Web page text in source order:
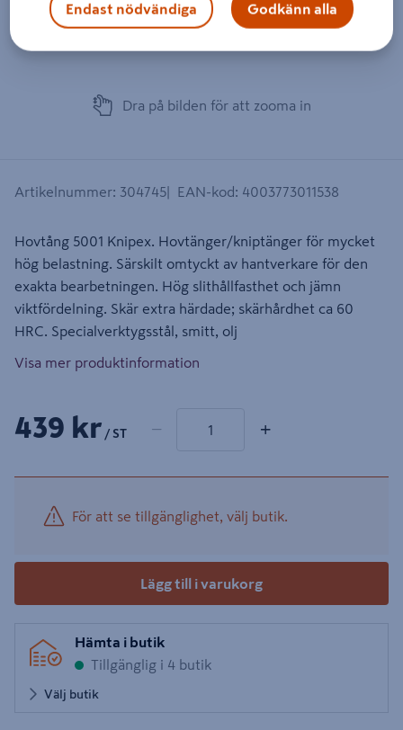
Dra på bilden för att zooma in
Artikelnummer: 304745 EAN-kod: 4003773011538
Hovtång 5001 Knipex. Hovtänger/kniptänger för mycket
hög belastning. Särskilt omtyckt av hantverkare för den
exakta bearbetningen. Hög slithållfasthet och jämn
viktfördelning. Skär extra härdade; skärhårdhet ca 60
HRC. Specialverktygsstål, smitt, olj
Visa mer produktinformation
439 kr / ST − +
För att se tillgänglighet, välj butik.
Lägg till i varukorg
Hämta i butik
Tillgänglig i 4 butik
Välj butik
Endast nödvändiga Godkänn alla